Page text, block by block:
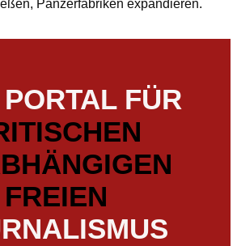
Panzerfabriken expandieren.
FÜR
FREIEN